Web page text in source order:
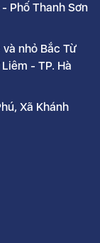
Phố Thanh Sơn
và nhỏ Bắc Từ
- TP. Hà
Xã Khánh